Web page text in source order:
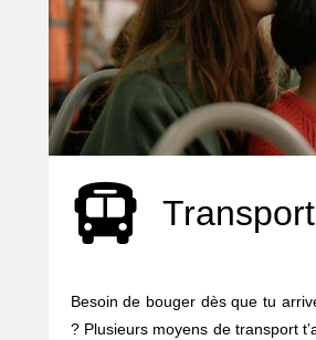
Besoin de bouger dès que tu
? Plusieurs moyens de transport